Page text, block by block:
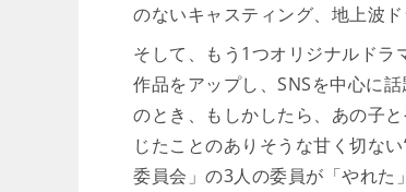
のないキャスティング、地上波
そして、もう1つオリジナルド
作品をアップし、SNSを中心に
のとき、もしかしたら、あの子
じたことのありそうな甘く切な
委員会」の3人の委員が「やれた